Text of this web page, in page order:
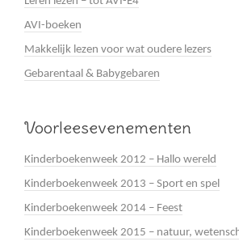
AVI-boeken
Makkelijk lezen voor wat oudere lezers
Gebarentaal & Babygebaren
Voorleesevenementen
Kinderboekenweek 2012 – Hallo wereld
Kinderboekenweek 2013 – Sport en spel
Kinderboekenweek 2014 – Feest
Kinderboekenweek 2015 – natuur,